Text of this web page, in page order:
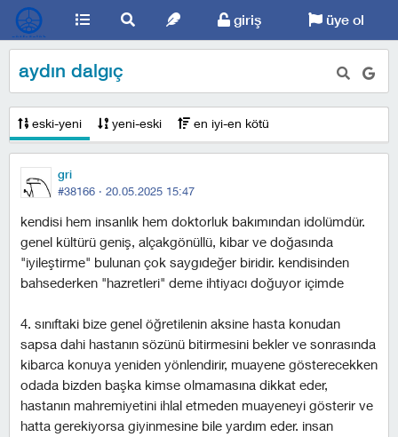
giriş üye ol
aydın dalgıç
eski-yeni yeni-eski en iyi-en kötü
gri
#38166 · 20.05.2025 15:47
kendisi hem insanlık hem doktorluk bakımından idolümdür.
genel kültürü geniş, alçakgönüllü, kibar ve doğasında
"iyileştirme" bulunan çok saygıdeğer biridir. kendisinden
bahsederken "hazretleri" deme ihtiyacı doğuyor içimde
4. sınıftaki bize genel öğretilenin aksine hasta konudan
sapsa dahi hastanın sözünü bitirmesini bekler ve sonrasında
kibarca konuya yeniden yönlendirir, muayene gösterecekken
odada bizden başka kimse olmamasına dikkat eder,
hastanın mahremiyetini ihlal etmeden muayeneyi gösterir ve
hatta gerekiyorsa giyinmesine bile yardım eder. i̇nsan